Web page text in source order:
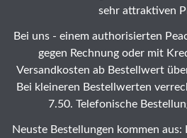
sehr attraktiven
Bei uns - einem authorisierten
gegen Rechnung oder mit
Versandkosten ab Bestellwert
Bei kleineren Bestellwerten
7.50. Telefonische
Neuste Bestellungen kommen aus: